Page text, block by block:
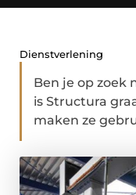
Dienstverlening
Ben je op zoek
is Structura
maken ze